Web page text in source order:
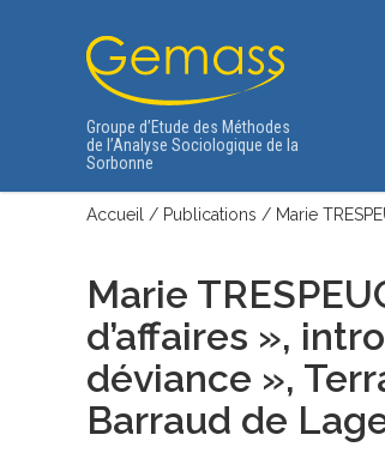
Groupe d’Etude des Méthodes
de l’Analyse Sociologique de la
Sorbonne
Accueil / Publications / Marie
Marie
d’affaires »,
déviance »,
Barraud de